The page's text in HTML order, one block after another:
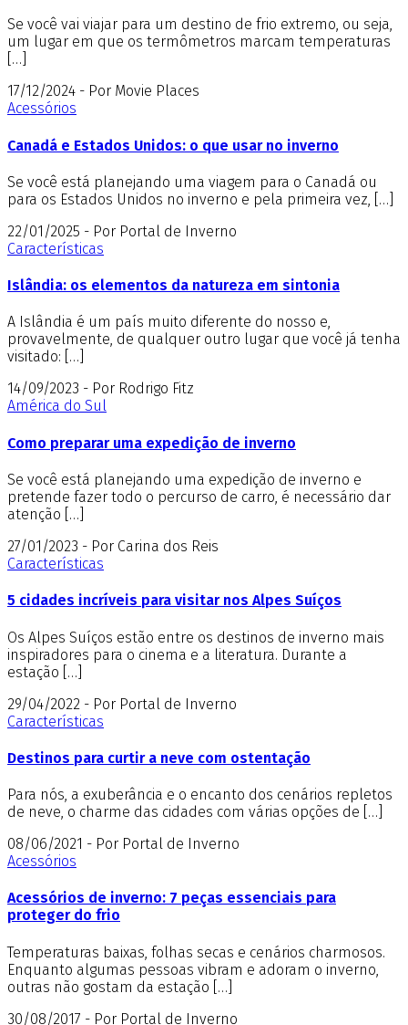
Se você vai viajar para um destino de frio extremo, ou seja,
um lugar em que os termômetros marcam temperaturas
[…]
17/12/2024 - Por Movie Places
Acessórios
Canadá e Estados Unidos: o que usar no inverno
Se você está planejando uma viagem para o Canadá ou
para os Estados Unidos no inverno e pela primeira vez, […]
22/01/2025 - Por Portal de Inverno
Características
Islândia: os elementos da natureza em sintonia
A Islândia é um país muito diferente do nosso e,
provavelmente, de qualquer outro lugar que você já tenha
visitado: […]
14/09/2023 - Por Rodrigo Fitz
América do Sul
Como preparar uma expedição de inverno
Se você está planejando uma expedição de inverno e
pretende fazer todo o percurso de carro, é necessário dar
atenção […]
27/01/2023 - Por Carina dos Reis
Características
5 cidades incríveis para visitar nos Alpes Suíços
Os Alpes Suíços estão entre os destinos de inverno mais
inspiradores para o cinema e a literatura. Durante a
estação […]
29/04/2022 - Por Portal de Inverno
Características
Destinos para curtir a neve com ostentação
Para nós, a exuberância e o encanto dos cenários repletos
de neve, o charme das cidades com várias opções de […]
08/06/2021 - Por Portal de Inverno
Acessórios
Acessórios de inverno: 7 peças essenciais para
proteger do frio
Temperaturas baixas, folhas secas e cenários charmosos.
Enquanto algumas pessoas vibram e adoram o inverno,
outras não gostam da estação […]
30/08/2017 - Por Portal de Inverno